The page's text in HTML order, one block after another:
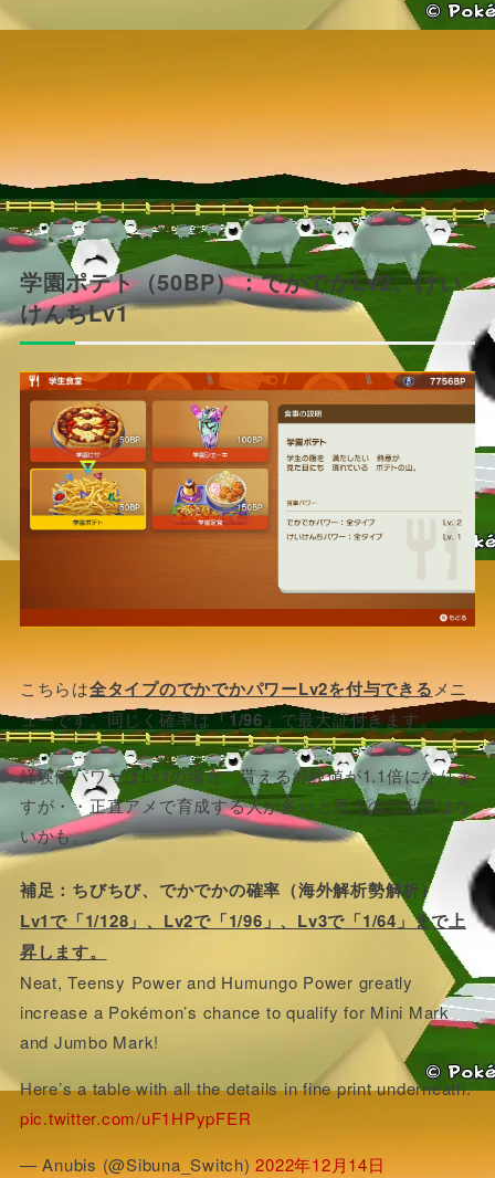
学園ポテト（50BP）：でかでかLv2、けい
けんちLv1
こちらは全タイプのでかでかパワーLv2を付与できる メニ
ューです。同じく確率は「1/96」 で最大証付きます。
経験値パワーはLv1の場合、貰える経験値が1.1倍になりま
すが・・正直アメで育成する人が多いと思うので出番はな
いかも。。
補足：ちびちび、でかでかの確率（海外解析勢解析）
Lv1で「1/128」、Lv2で「1/96」、Lv3で「1/64」まで上
昇します。
Neat, Teensy Power and Humungo Power greatly
increase a Pokémon’s chance to qualify for Mini Mark
and Jumbo Mark!
Here’s a table with all the details in fine print underneath.
pic.twitter.com/uF1HPypFER
— Anubis (@Sibuna_Switch)2022年12月14日